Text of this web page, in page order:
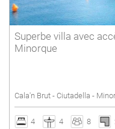
Superbe villa avec
Minorque
Cala'n Brut - Ciutadella -
4 4 8